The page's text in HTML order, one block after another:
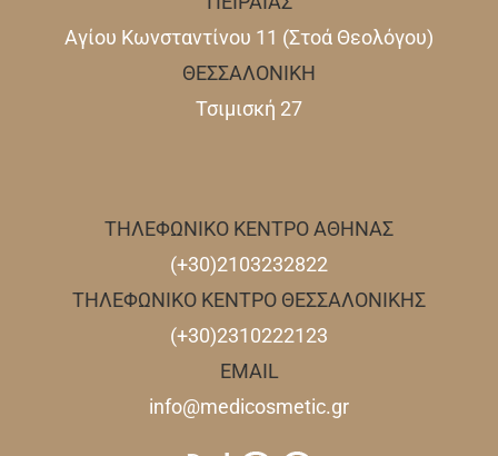
Αγίου Κωνσταντίνου 11 (Στοά Θεολόγου)
ΘΕΣΣΑΛΟΝΙΚΗ
Τσιμισκή 27
ΤΗΛΕΦΩΝΙΚΟ ΚΕΝΤΡΟ ΑΘΗΝΑΣ
(+30)2103232822
ΤΗΛΕΦΩΝΙΚΟ ΚΕΝΤΡΟ ΘΕΣΣΑΛΟΝΙΚΗΣ
(+30)2310222123
EMAIL
info@medicosmetic.gr